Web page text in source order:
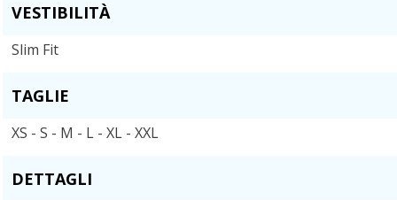
VESTIBILITÀ
Slim Fit
TAGLIE
XS - S - M - L - XL - XXL
DETTAGLI